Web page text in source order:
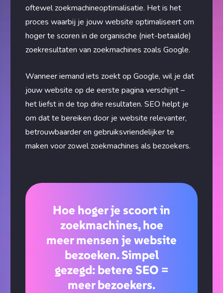
oftewel zoekmachineoptimalisatie. Het is het
proces waarbij je jouw website optimaliseert om
hoger te scoren in de organische (niet-betaalde)
zoekresultaten van zoekmachines zoals Google.
Wanneer iemand iets zoekt op Google, wil je dat
jouw website op de eerste pagina verschijnt –
het liefst in de top drie resultaten. SEO helpt je
om dat te bereiken door je website relevanter,
betrouwbaarder en gebruiksvriendelijker te
maken voor zowel zoekmachines als bezoekers.
Hoe hoger je scoort in
zoekmachines, hoe
meer mensen je website
bezoeken. Simpel
gezegd: betere SEO =
meer bezoekers.